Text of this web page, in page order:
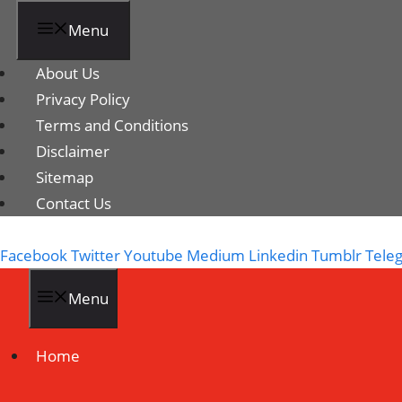
Menu
About Us
Privacy Policy
Terms and Conditions
Disclaimer
Sitemap
Contact Us
FacebookTwitterYoutube Medium Linkedin Tumblr
Menu
Home